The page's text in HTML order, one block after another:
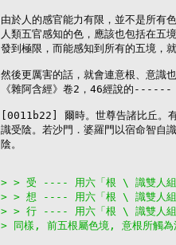
由於人的感官能力有限，並不是所有
人類五官感知的色，應該也包括在五
發到極限，而能感知到所有的五境，
然後更厲害的話，就會連意根、意識
《雜阿含經》卷2，46經說的------
[0011b22] 爾時。世尊告諸比丘。
識受陰。若沙門．婆羅門以宿命智自
陰。
> > 受 ---- 用六「根 \ 識雙人組」
> > 想 ---- 用六「根 \ 識雙人組」
> > 行 ---- 用六「根 \ 識雙人組」
> 同樣, 前五根屬色境, 意根所觸